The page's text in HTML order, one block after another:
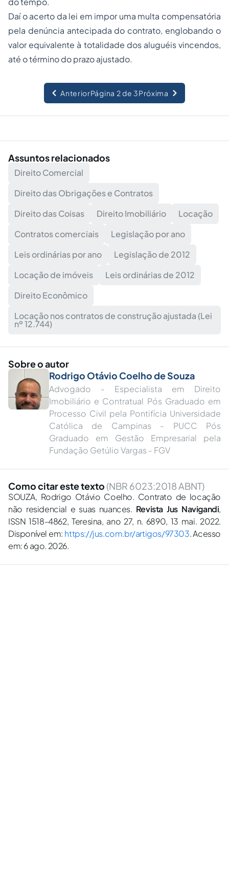
Daí o acerto da lei em impor uma multa compensatória
pela denúncia antecipada do contrato, englobando o
valor equivalente à totalidade dos aluguéis vincendos,
até o término do prazo ajustado.
AnteriorPágina 2 de 3Próxima
Assuntos relacionados
Direito Comercial
Direito das Obrigações e Contratos
Direito das Coisas
Direito Imobiliário
Locação
Contratos comerciais
Legislação por ano
Leis ordinárias por ano
Legislação de 2012
Locação de imóveis
Leis ordinárias de 2012
Direito Econômico
Locação nos contratos de construção ajustada (Lei
nº 12.744)
Sobre o autor
Rodrigo Otávio Coelho de Souza
Advogado - Especialista em Direito
Imobiliário e Contratual Pós Graduado em
Processo Civil pela Pontifícia Universidade
Católica de Campinas - PUCC Pós
Graduado em Gestão Empresarial pela
Fundação Getúlio Vargas - FGV
Como citar este texto (NBR 6023:2018 ABNT)
SOUZA, Rodrigo Otávio Coelho. Contrato de locação
não residencial e suas nuances. Revista Jus Navigandi,
ISSN 1518-4862, Teresina, ano 27, n. 6890, 13 mai. 2022.
Disponível em: https://jus.com.br/artigos/97303. Acesso
em: 6 ago. 2026.